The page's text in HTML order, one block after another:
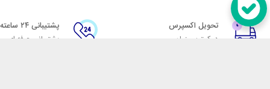
تحویل اکسپرس
در کمترین زمان
پشتیبانی ۲۴ ساعته
پشتیبانی حرفه ای